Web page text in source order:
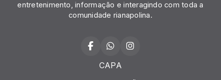
entretenimento, informação e interagindo com toda a
comunidade rianapolina.
CAPA